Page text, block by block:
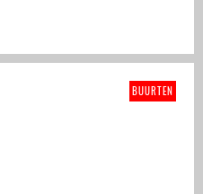
BUURTEN